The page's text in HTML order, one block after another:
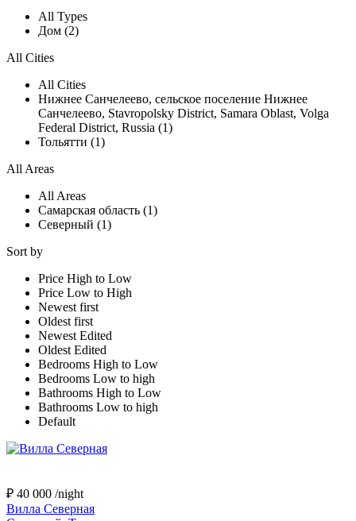
All Types
Дом (2)
All Cities
All Cities
Нижнее Санчелеево, сельское поселение Нижнее
Санчелеево, Stavropolsky District, Samara Oblast, Volga
Federal District, Russia (1)
Тольятти (1)
All Areas
All Areas
Самарская область (1)
Северный (1)
Sort by
Price High to Low
Price Low to High
Newest first
Oldest first
Newest Edited
Oldest Edited
Bedrooms High to Low
Bedrooms Low to high
Bathrooms High to Low
Bathrooms Low to high
Default
₽ 40 000 /night
Вилла Северная